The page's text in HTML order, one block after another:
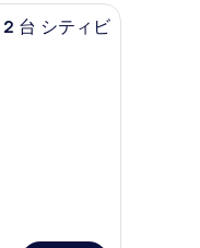
バー、セーフティボックス (
台 シティビ